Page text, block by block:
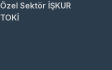
Özel Sektör İŞKUR
TOKİ